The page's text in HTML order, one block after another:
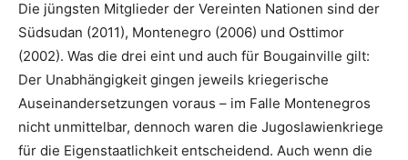
Die jüngsten Mitglieder der Vereinten Nationen sind der
Südsudan (2011), Montenegro (2006) und Osttimor
(2002). Was die drei eint und auch für Bougainville gilt:
Der Unabhängigkeit gingen jeweils kriegerische
Auseinandersetzungen voraus – im Falle Montenegros
nicht unmittelbar, dennoch waren die Jugoslawienkriege
für die Eigenstaatlichkeit entscheidend. Auch wenn die